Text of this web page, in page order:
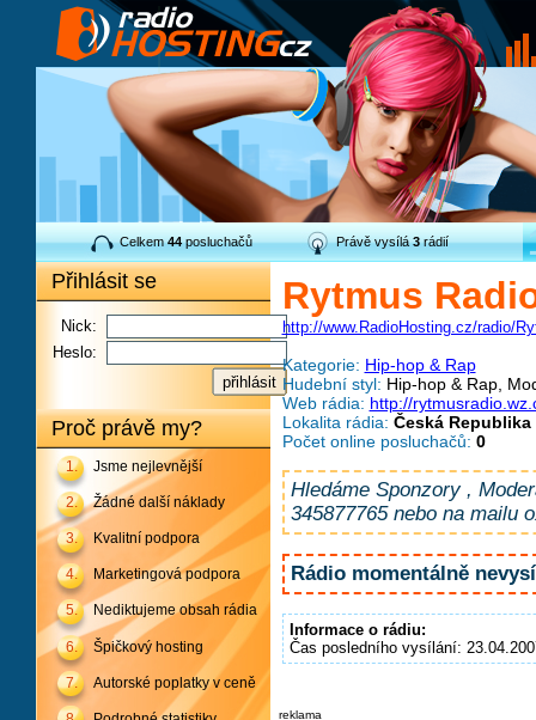
Celkem44posluchačů Právě vysílá3rádií
Přihlásit se
Nick:
Heslo:
Proč právě my?
1. Jsme nejlevnější
2. Žádné další náklady
3. Kvalitní podpora
4. Marketingová podpora
5. Nediktujeme obsah rádia
6. Špičkový hosting
7. Autorské poplatky v ceně
Rytmus
http://www.RadioHosting.cz/radio/
Kategorie: Hip-hop & Rap
Hudební styl: Hip-hop & Rap,
Web rádia: http://
Lokalita rádia: Česká
Počet online posluchačů: 0
Hledáme Sponzory ,
345877765 nebo na mailu
Rádio momentálně
Informace o rádiu:
Čas posledního vysílání:
reklama